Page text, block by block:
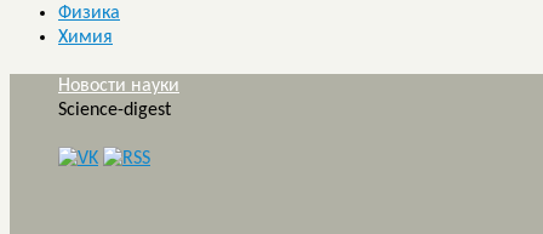
Физика
Химия
Новости науки
Science-digest